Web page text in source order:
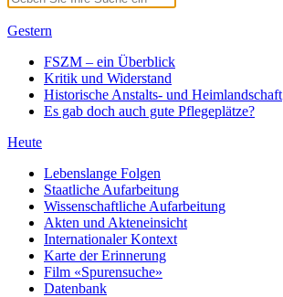
Gestern
FSZM – ein Überblick
Kritik und Widerstand
Historische Anstalts- und Heimlandschaft
Es gab doch auch gute Pflegeplätze?
Heute
Lebenslange Folgen
Staatliche Aufarbeitung
Wissenschaftliche Aufarbeitung
Akten und Akteneinsicht
Internationaler Kontext
Karte der Erinnerung
Film «Spurensuche»
Datenbank